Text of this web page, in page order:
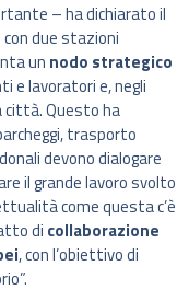
– ha dichiarato il
due stazioni
un nodo strategico
e lavoratori e, negli
città. Questo ha
trasporto
devono dialogare
il grande lavoro svolto
come questa c’è
di collaborazione
, con l’obiettivo di